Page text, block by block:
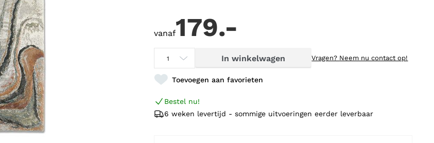
vanaf179.-
In winkelwagen Vragen? Neem nu contact op!
Toevoegen aan favorieten
Bestel nu!
6 weken levertijd - sommige uitvoeringen eerder leverbaar